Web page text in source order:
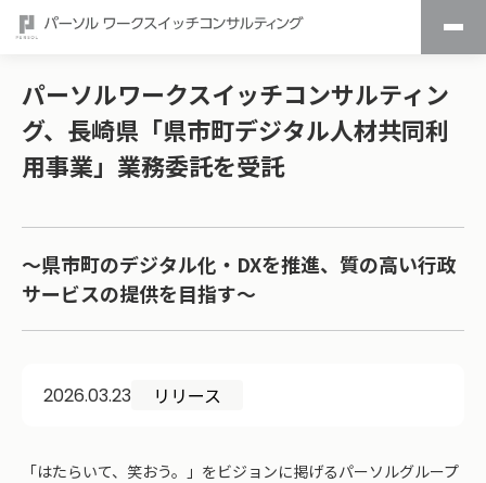
パーソルワークスイッチコンサルティン
グ、長崎県「県市町デジタル人材共同利
用事業」業務委託を受託
～県市町のデジタル化・DXを推進、質の高い行政
サービスの提供を目指す～
2026.03.23 リリース
「はたらいて、笑おう。」をビジョンに掲げるパーソルグループ